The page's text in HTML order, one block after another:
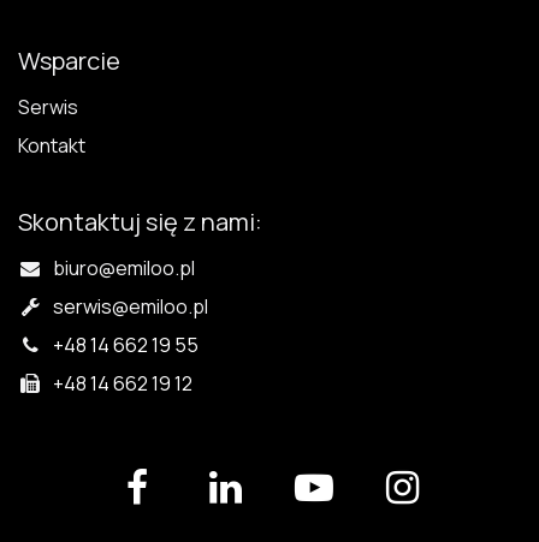
Wsparcie
Serwis
Kontakt
Skontaktuj się z nami:
biuro@emiloo.pl
serwis@emiloo.pl
+48 14 662 19 55
+48 14 662 19 12